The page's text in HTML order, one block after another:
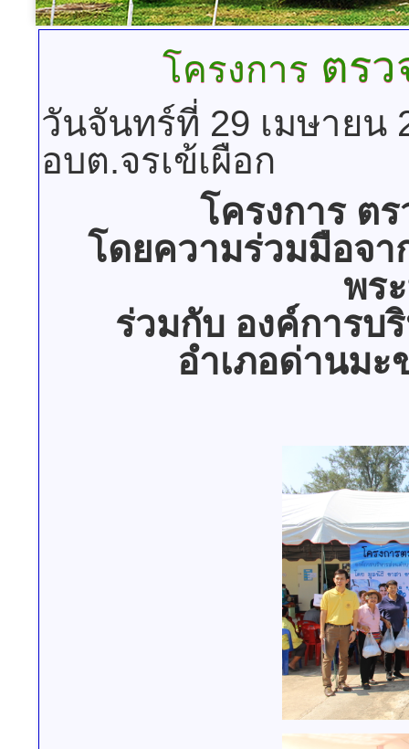
โครงการ ตร
วันจันทร์ที่ 29 เมษายน
อบต.จรเข้เผือก
โครงการ ต
โดยความร่วมมือจ
พร
ร่วมกับ องค์การบ
อำเภอด่านม